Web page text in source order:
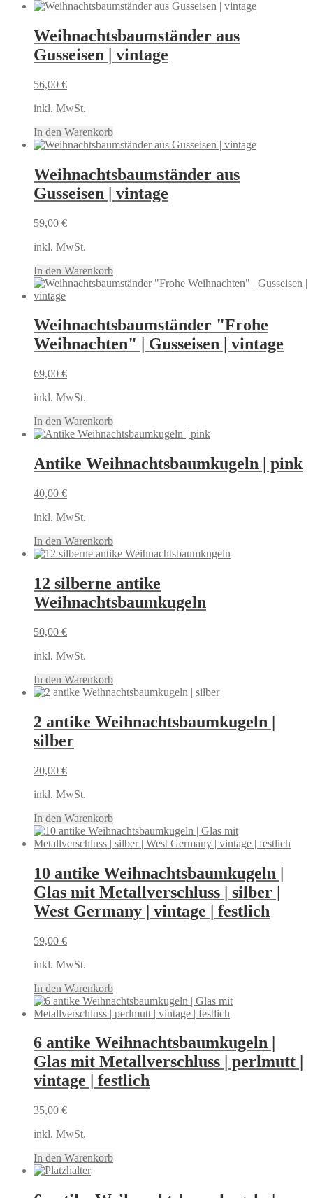
Weihnachtsbaumständer aus
Gusseisen | vintage
56,00 €
inkl. MwSt.
In den Warenkorb
Weihnachtsbaumständer aus
Gusseisen | vintage
59,00 €
inkl. MwSt.
In den Warenkorb
Weihnachtsbaumständer "Frohe
Weihnachten" | Gusseisen | vintage
69,00 €
inkl. MwSt.
In den Warenkorb
Antike Weihnachtsbaumkugeln | pink
40,00 €
inkl. MwSt.
In den Warenkorb
12 silberne antike
Weihnachtsbaumkugeln
50,00 €
inkl. MwSt.
In den Warenkorb
2 antike Weihnachtsbaumkugeln |
silber
20,00 €
inkl. MwSt.
In den Warenkorb
10 antike Weihnachtsbaumkugeln |
Glas mit Metallverschluss | silber |
West Germany | vintage | festlich
59,00 €
inkl. MwSt.
In den Warenkorb
6 antike Weihnachtsbaumkugeln |
Glas mit Metallverschluss | perlmutt |
vintage | festlich
35,00 €
inkl. MwSt.
In den Warenkorb